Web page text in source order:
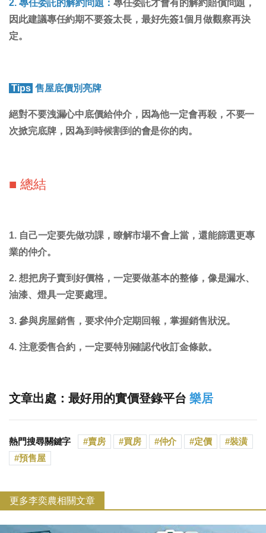
2. 專任委託的解約問題： 專任委託才會有的解約賠償問題，
因此建議專任約期不要簽太長，最好先簽1個月做觀察再決
定。
Tips 售屋底價別亮牌
絕對不要洩漏心中底價給仲介，因為他一定會再殺，不要一
次掀完底牌，因為到時候割到的會是你的肉。
■ 總結
1. 自己一定要先做功課，瞭解市場不會上當，還能篩選更專
業的仲介。
2. 想把房子賣到好價格，一定要做基本的整修，像是漏水、
油漆、燈具一定要處理。
3. 參與房屋銷售，要求仲介定期回報，掌握銷售狀況。
4. 注意委售合約，一定要特別確認代收訂金條款。
文章出處：最好用的實價登錄平台樂居
熱門搜尋關鍵字 賣房 買房 仲介 定價
裝潢
預售屋
更多李奕農相關文章